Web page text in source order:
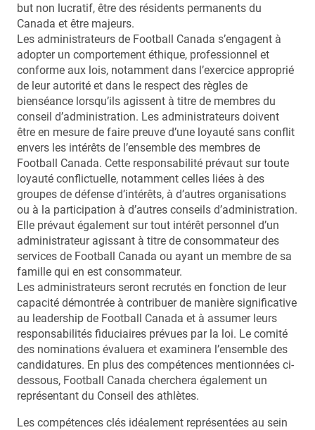
but non lucratif, être des résidents permanents du
Canada et être majeurs.
Les administrateurs de Football Canada s’engagent à
adopter un comportement éthique, professionnel et
conforme aux lois, notamment dans l’exercice approprié
de leur autorité et dans le respect des règles de
bienséance lorsqu’ils agissent à titre de membres du
conseil d’administration. Les administrateurs doivent
être en mesure de faire preuve d’une loyauté sans conflit
envers les intérêts de l’ensemble des membres de
Football Canada. Cette responsabilité prévaut sur toute
loyauté conflictuelle, notamment celles liées à des
groupes de défense d’intérêts, à d’autres organisations
ou à la participation à d’autres conseils d’administration.
Elle prévaut également sur tout intérêt personnel d’un
administrateur agissant à titre de consommateur des
services de Football Canada ou ayant un membre de sa
famille qui en est consommateur.
Les administrateurs seront recrutés en fonction de leur
capacité démontrée à contribuer de manière significative
au leadership de Football Canada et à assumer leurs
responsabilités fiduciaires prévues par la loi. Le comité
des nominations évaluera et examinera l’ensemble des
candidatures. En plus des compétences mentionnées ci-
dessous, Football Canada cherchera également un
représentant du Conseil des athlètes.
Les compétences clés idéalement représentées au sein